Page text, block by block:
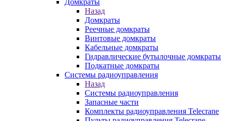
Домкраты
Назад
Домкраты
Реечные домкраты
Винтовые домкраты
Кабельные домкраты
Гидравлические бутылочные домкраты
Подкатные домкраты
Системы радиоуправления
Назад
Системы радиоуправления
Запасные части
Комплекты радиоуправления Telecrane